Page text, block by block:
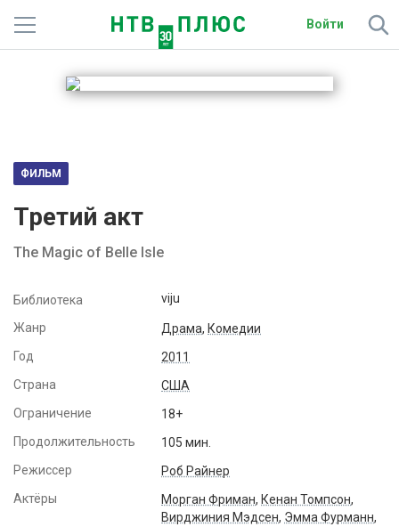
Войти
Телеканалы
О сайте
Активировать промокод
ФИЛЬМ
Третий акт
The Magic of Belle Isle
Библиотека viju
Жанр Драма, Комедии
Год
2011
Страна
США
Ограничение
18+
Продолжительность
105 мин.
Режиссер
Роб Райнер
Актёры
Морган Фриман, Кенан Томпсон,
Вирджиния Мэдсен, Эмма Фурманн,